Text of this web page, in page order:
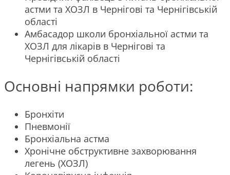
астми та ХОЗЛ в Чернігові та Чернігівській
області
Амбасадор школи бронхіальної астми та
ХОЗЛ для лікарів в Чернігові та
Чернігівській області
Основні напрямки роботи:
Бронхіти
Пневмонії
Бронхіальна астма
Хронічне обструктивне захворювання
легень (ХОЗЛ)